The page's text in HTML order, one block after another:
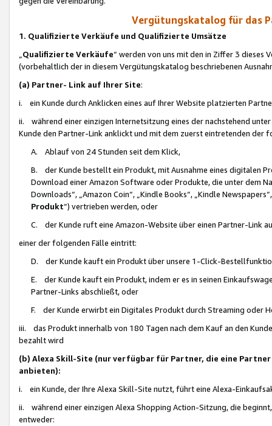
Vergütungskatalog für das
1. Qualifizierte Verkäufe und Qualifizierte Umsätze
Qualifizierte Verkäufe“ werden von uns mit den in Ziffer 3
(vorbehaltlich der in diesem Vergütungskatalog beschriebenen
(a) Partner- Link auf Ihrer Site:
i. ein Kunde durch Anklicken eines auf Ihrer Website platzierten
ii. während einer einzigen Internetsitzung eines der nachstehend
Kunde den Partner-Link anklickt und mit dem zuerst eintretenden der
A. Ablauf von 24 Stunden seit dem Klick,
B. der Kunde bestellt ein Produkt, mit Ausnahme eines digitalen
Download einer Amazon Software oder Produkte, die unter dem
Downloads“, „Amazon Coin“, „Kindle Books“, „Kindle
Produkt“) vertrieben werden, oder
C. der Kunde ruft eine Amazon-Website über einen Partner-Link
einer der folgenden Fälle eintritt:
D. der Kunde kauft ein Produkt über unsere 1-Click-
E. der Kunde kauft ein Produkt, indem er es in seinen
Partner-Links abschließt, oder
F. der Kunde erwirbt ein Digitales Produkt durch Streaming oder
iii. das Produkt innerhalb von 180 Tagen nach dem Kauf an den
bezahlt wird
(b) Alexa Skill-Site (nur verfügbar für Partner, die eine
anbieten):
i. ein Kunde, der Ihre Alexa Skill-Site nutzt, führt eine Alexa-
ii. während einer einzigen Alexa Shopping Action-Sitzung, die
entweder: